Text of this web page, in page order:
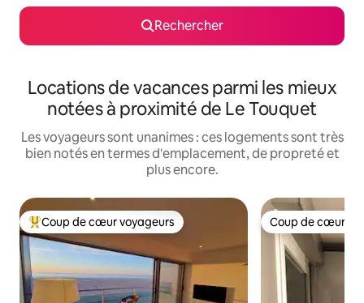
Rechercher
Locations de vacances parmi les mieux
notées à proximité de Le Touquet
Les voyageurs sont unanimes : ces logements sont très
bien notés en termes d'emplacement, de propreté et
plus encore.
Coups de cœur voyageurs les plus appréciés
Coup de cœur voyageurs Coup de cœur
Coup de cœur